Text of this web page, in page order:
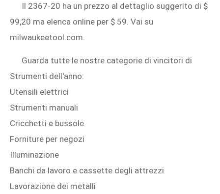
Il 2367-20 ha un prezzo al dettaglio suggerito di $
99,20 ma elenca online per $ 59. Vai su
milwaukeetool.com.
Guarda tutte le nostre categorie di vincitori di
Strumenti dell'anno:
Utensili elettrici
Strumenti manuali
Cricchetti e bussole
Forniture per negozi
Illuminazione
Banchi da lavoro e cassette degli attrezzi
Lavorazione dei metalli